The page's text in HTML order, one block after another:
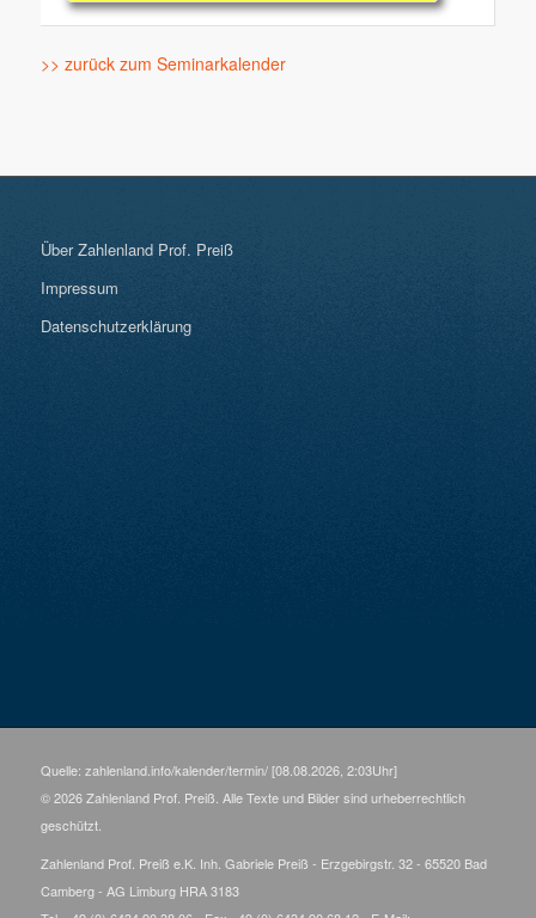
>> zurück zum Seminarkalender
Über Zahlenland Prof. Preiß
Impressum
Datenschutzerklärung
Quelle: zahlenland.info/kalender/termin/ [08.08.2026, 2:03Uhr]
© 2026 Zahlenland Prof. Preiß. Alle Texte und Bilder sind urheberrechtlich
geschützt.
Zahlenland Prof. Preiß e.K. Inh. Gabriele Preiß - Erzgebirgstr. 32 - 65520 Bad
Camberg - AG Limburg HRA 3183